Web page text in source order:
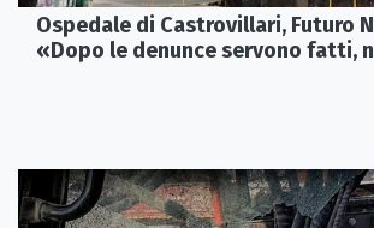
Ospedale di Castrovillari, Futuro
«Dopo le denunce servono fatti,